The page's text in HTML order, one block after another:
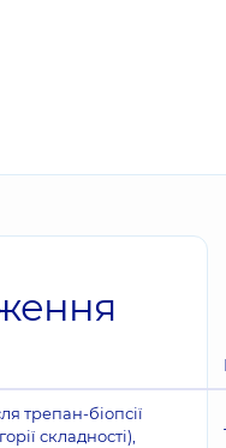
трепан-біопсії
складності),